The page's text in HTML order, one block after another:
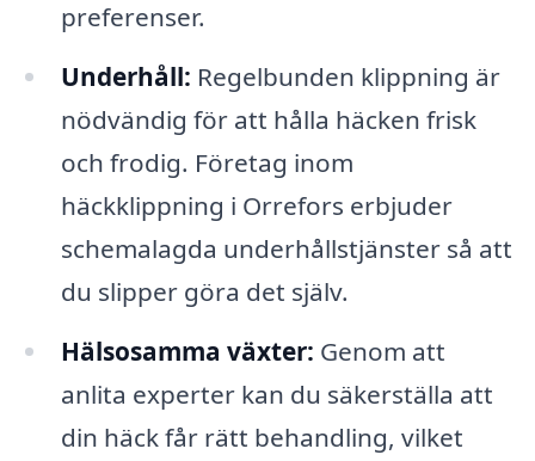
preferenser.
Underhåll: Regelbunden klippning är
nödvändig för att hålla häcken frisk
och frodig. Företag inom
häckklippning i Orrefors erbjuder
schemalagda underhållstjänster så att
du slipper göra det själv.
Hälsosamma växter: Genom att
anlita experter kan du säkerställa att
din häck får rätt behandling, vilket